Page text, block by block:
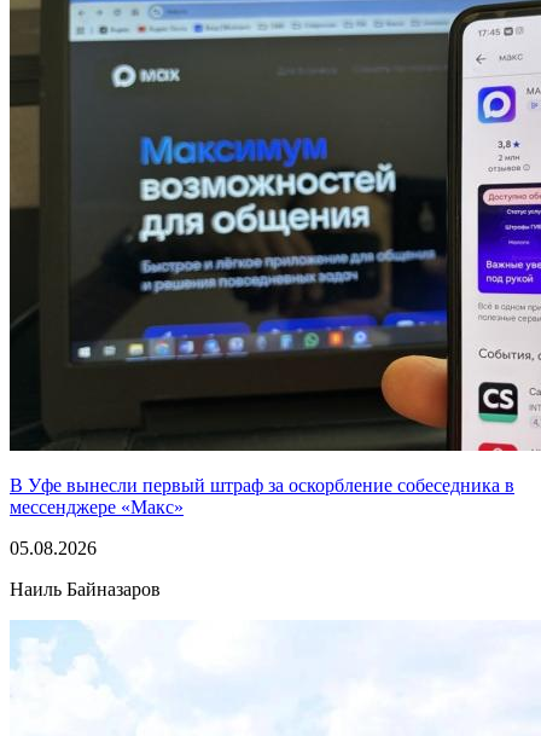
В Уфе вынесли первый штраф за оскорбление собеседника в
мессенджере «Макс»
05.08.2026
Наиль Байназаров